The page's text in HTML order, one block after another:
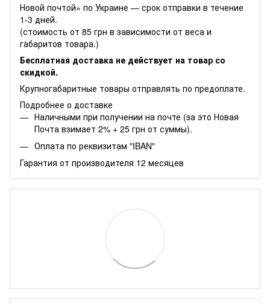
Новой почтой» по Украине — срок отправки в течение
1-3 дней.
(стоимость от 85 грн в зависимости от веса и
габаритов товара.)
Бесплатная доставка не действует на товар со
скидкой.
Крупногабаритные товары отправлять по предоплате.
Подробнее о доставке
Наличными при получении на почте (за это Новая
Почта взимает 2% + 25 грн от суммы).
Оплата по реквизитам "IBAN"
Гарантия от производителя 12 месяцев